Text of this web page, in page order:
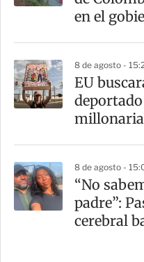
en el
8 de agosto -
EU
8 de agosto -
“No
padre”:
cerebral